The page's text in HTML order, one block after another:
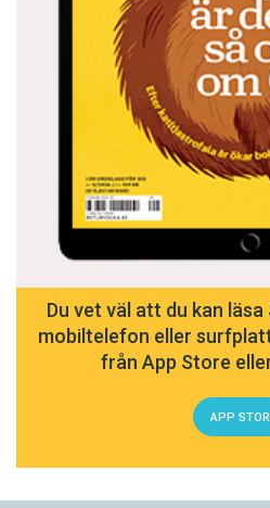
Du vet väl att du kan
mobiltelefon eller
från App Store
APP